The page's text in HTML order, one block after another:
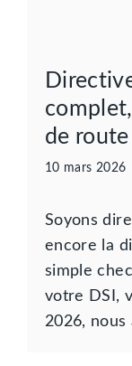
de
10 mars 2026
Soyons
encore la
simple
votre DSI,
2026, nous